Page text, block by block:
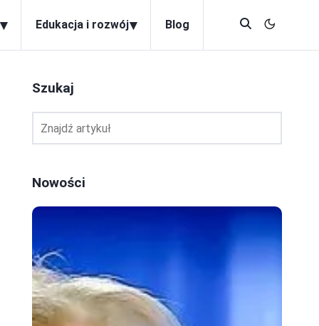
▾ Edukacja i rozwój▾ Blog
Szukaj
Nowości